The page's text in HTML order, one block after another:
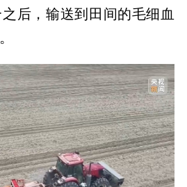
后，输送到田间的毛细血